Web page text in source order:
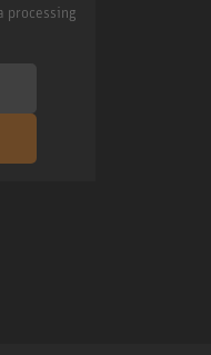
processing